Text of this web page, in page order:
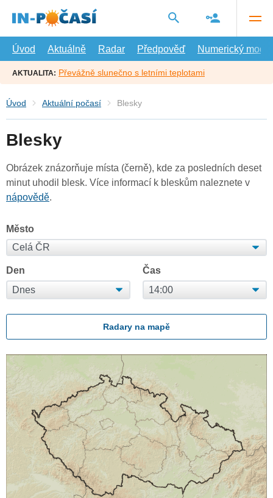
hlavní
Úvod
Aktuálně Radar Předpověď Numerický model
AKTUALITA: Převážně slunečno s letními teplotami
Úvod Aktuální počasí Blesky
Blesky
Obrázek znázorňuje místa (černě), kde za posledních deset
minut uhodil blesk. Více informací k bleskům naleznete v
nápovědě.
Město
Den Čas
Radary na mapě